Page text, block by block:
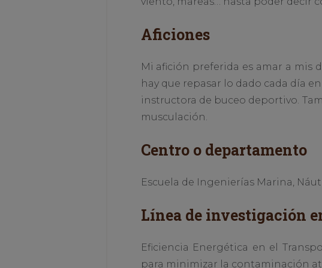
Aficiones
Mi afición preferida es amar a mis
hay que repasar lo dado cada día
instructora de buceo deportivo.
musculación.
Centro o departamento
Escuela de Ingenierías Marina,
Línea de investigación
Eficiencia Energética en el
para minimizar la contaminación